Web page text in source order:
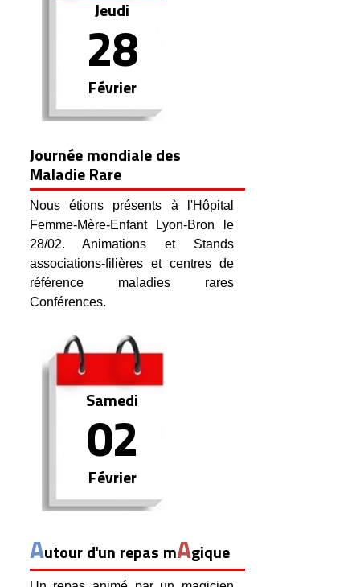
Jeudi
28
Février
Journée mondiale des
Maladie Rare
Nous étions présents à l'Hôpital
Femme-Mère-Enfant Lyon-Bron le
28/02. Animations et Stands
associations-filières et centres de
référence maladies rares
Conférences.
Samedi
02
Février
Autour d'un repas mAgique